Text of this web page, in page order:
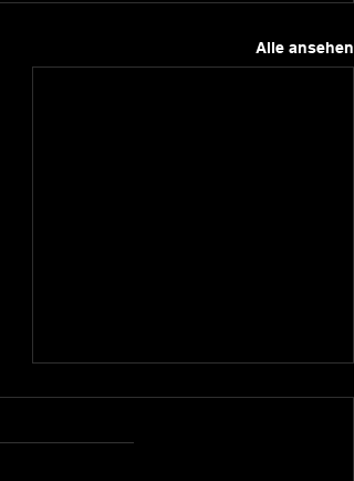
Alle ansehen